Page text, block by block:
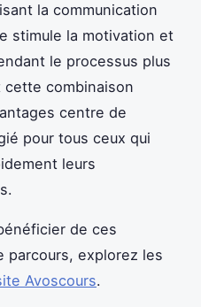
la communication
stimule la motivation et
le processus plus
cette combinaison
centre de
pour tous ceux qui
leurs
de ces
parcours, explorez les
Avoscours.